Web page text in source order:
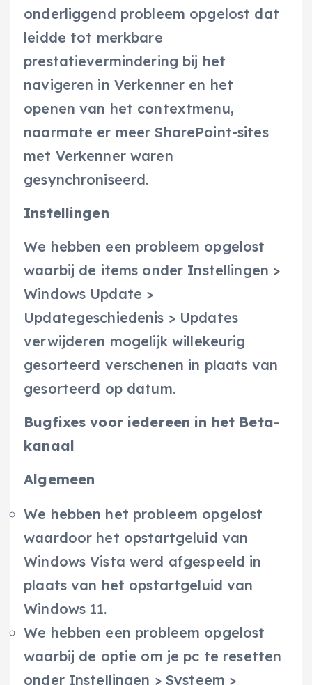
onderliggend probleem opgelost dat
leidde tot merkbare
prestatievermindering bij het
navigeren in Verkenner en het
openen van het contextmenu,
naarmate er meer SharePoint-sites
met Verkenner waren
gesynchroniseerd.
Instellingen
We hebben een probleem opgelost
waarbij de items onder Instellingen >
Windows Update >
Updategeschiedenis > Updates
verwijderen mogelijk willekeurig
gesorteerd verschenen in plaats van
gesorteerd op datum.
Bugfixes voor iedereen in het Beta-
kanaal
Algemeen
We hebben het probleem opgelost
waardoor het opstartgeluid van
Windows Vista werd afgespeeld in
plaats van het opstartgeluid van
Windows 11.
We hebben een probleem opgelost
waarbij de optie om je pc te resetten
onder Instellingen > Systeem >